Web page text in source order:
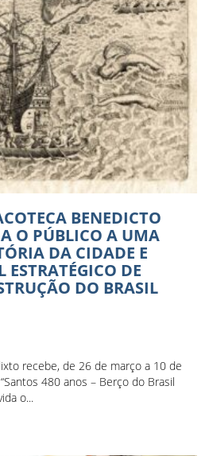
BENEDICTO
O PÚBLICO A UMA
DA CIDADE E
ESTRATÉGICO DE
DO BRASIL
recebe, de 26 de março a 10 de
480 anos – Berço do Brasil
o...